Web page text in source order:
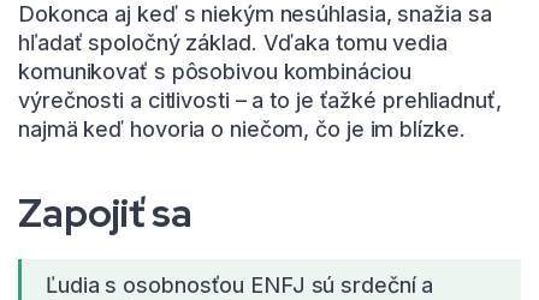
Dokonca aj keď s niekým nesúhlasia, snažia sa
hľadať spoločný základ. Vďaka tomu vedia
komunikovať s pôsobivou kombináciou
výrečnosti a citlivosti – a to je ťažké prehliadnuť,
najmä keď hovoria o niečom, čo je im blízke.
Zapojiť sa
Ľudia s osobnosťou ENFJ sú srdeční a